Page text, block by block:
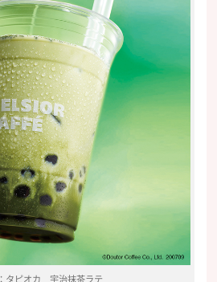
タピオカ 宇治抹茶ラテ